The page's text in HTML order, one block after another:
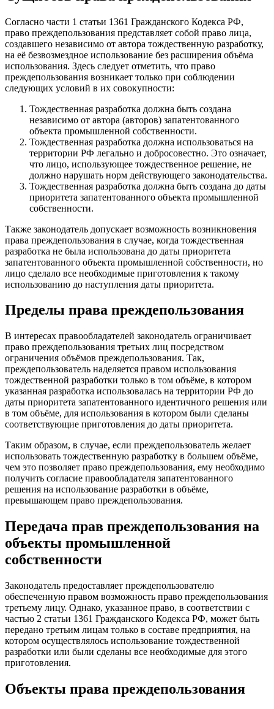
Согласно части 1 статьи 1361 Гражданского Кодекса РФ,
право преждепользования представляет собой право лица,
создавшего независимо от автора тождественную разработку,
на её безвозмездное использование без расширения объёма
использования. Здесь следует отметить, что право
преждепользования возникает только при соблюдении
следующих условий в их совокупности:
Тождественная разработка должна быть создана
независимо от автора (авторов) запатентованного
объекта промышленной собственности.
Тождественная разработка должна использоваться на
территории РФ легально и добросовестно. Это означает,
что лицо, использующее тождественное решение, не
должно нарушать норм действующего законодательства.
Тождественная разработка должна быть создана до даты
приоритета запатентованного объекта промышленной
собственности.
Также законодатель допускает возможность возникновения
права преждепользования в случае, когда тождественная
разработка не была использована до даты приоритета
запатентованного объекта промышленной собственности, но
лицо сделало все необходимые приготовления к такому
использованию до наступления даты приоритета.
Пределы права преждепользования
В интересах правообладателей законодатель ограничивает
право преждепользования третьих лиц посредством
ограничения объёмов преждепользования. Так,
преждепользователь наделяется правом использования
тождественной разработки только в том объёме, в котором
указанная разработка использовалась на территории РФ до
даты приоритета запатентованного идентичного решения или
в том объёме, для использования в котором были сделаны
соответствующие приготовления до даты приоритета.
Таким образом, в случае, если преждепользователь желает
использовать тождественную разработку в большем объёме,
чем это позволяет право преждепользования, ему необходимо
получить согласие правообладателя запатентованного
решения на использование разработки в объёме,
превышающем право преждепользования.
Передача прав преждепользования на
объекты промышленной
собственности
Законодатель предоставляет преждепользователю
обеспеченную правом возможность право преждепользования
третьему лицу. Однако, указанное право, в соответствии с
частью 2 статьи 1361 Гражданского Кодекса РФ, может быть
передано третьим лицам только в составе предприятия, на
котором осуществлялось использование тождественной
разработки или были сделаны все необходимые для этого
приготовления.
Объекты права преждепользования